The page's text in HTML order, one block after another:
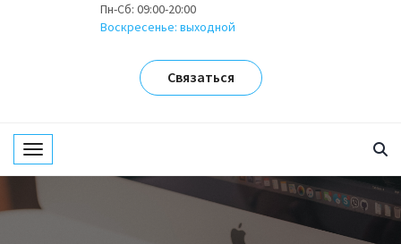
Пн-Сб: 09:00-20:00
Воскресенье: выходной
Связаться
Toggle navigation